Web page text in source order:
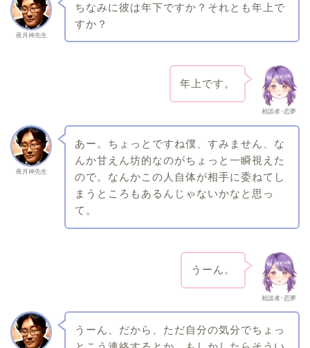
夜月神先生
ちなみに彼は年下ですか？それとも年上で
すか？
相談者･恋夢
年上です。
夜月神先生
あー。ちょっとですね僕、すみません、な
んか甘えん坊的なのがちょっと一瞬視えた
ので。なんかこの人自体が相手に委ねてし
まうところもあるんじゃないかなと思っ
て。
相談者･恋夢
うーん。
うーん、だから、ただ自分の気分でちょっ